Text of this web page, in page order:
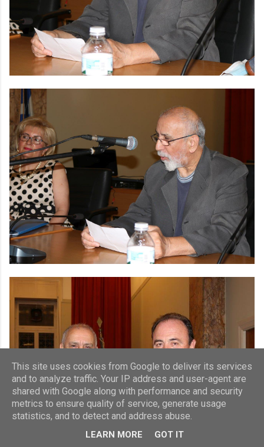
This site uses cookies from Google to deliver its services
and to analyze traffic. Your IP address and user-agent are
shared with Google along with performance and security
metrics to ensure quality of service, generate usage
statistics, and to detect and address abuse.
LEARN MORE GOT IT